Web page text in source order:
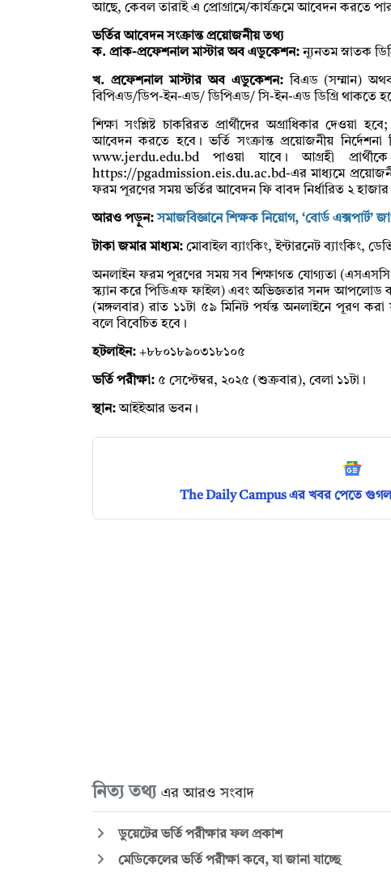
আছে, কেবল তারাই এ প্রোগ্রামে/কার্যক্রমে আবেদন করতে
ভর্তির আবেদন সংক্রান্ত প্রয়োজনীয় তথ্য
ক. প্রাক-প্রফেশনাল মাস্টার অব এডুকেশন:ন্যূনতম স্নাতক
খ. প্রফেশনাল মাস্টার অব এডুকেশন:বিএড (সম্মান)
বিপিএড/ডিপ-ইন-এড/ ডিপিএড/ সি-ইন-এড ডিগ্রি থাকতে
শিক্ষা সংশ্লিষ্ট চাকরিরত প্রার্থীদের অগ্রাধিকার
আবেদন করতে হবে। ভর্তি সংক্রান্ত প্রয়োজনীয় নির্দেশনা
www.jerdu.edu.bd পাওয়া যাবে। আগ্রহী
https://pgadmission.eis.du.ac.bd-এর মাধ্যমে
ফরম পূরণের সময় ভর্তির আবেদন ফি বাবদ নির্ধারিত ২ হাজার
আরও পড়ুন:সমাজবিজ্ঞানে শিক্ষক নিয়োগ, ‘বোর্ড এক্সপার্ট’
টাকা জমার মাধ্যম: মোবাইল ব্যাংকিং, ইন্টারনেট ব্যাংকিং,
অনলাইন ফরম পূরণের সময় সব শিক্ষাগত যোগ্যতা (এসএসসি
স্ক্যান করে পিডিএফ ফাইল) এবং অভিজ্ঞতার সনদ আপলোড
(মঙ্গলবার) রাত ১১টা ৫৯ মিনিট পর্যন্ত অনলাইনে পূরণ করা
বলে বিবেচিত হবে।
হটলাইন: +৮৮০১৮৯০৩১৮১০৫
ভর্তি পরীক্ষা: ৫ সেপ্টেম্বর, ২০২৫ (শুক্রবার), বেলা ১১টা।
স্থান:আইইআর ভবন।
The Daily Campus এর খবর পেতে
নিত্য তথ্য এর আরও সংবাদ
ডুয়েটের ভর্তি পরীক্ষার ফল প্রকাশ
মেডিকেলের ভর্তি পরীক্ষা কবে, যা জানা যাচ্ছে